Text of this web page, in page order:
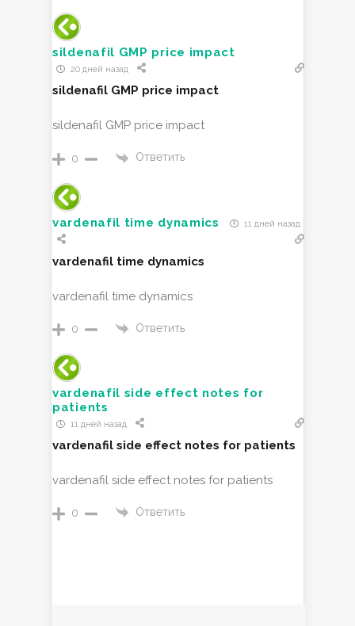
sildenafil GMP price impact
20 дней назад
sildenafil GMP price impact
sildenafil GMP price impact
0 Ответить
vardenafil time dynamics 11 дней назад
vardenafil time dynamics
vardenafil time dynamics
0 Ответить
vardenafil side effect notes for
patients
11 дней назад
vardenafil side effect notes for patients
vardenafil side effect notes for patients
0 Ответить